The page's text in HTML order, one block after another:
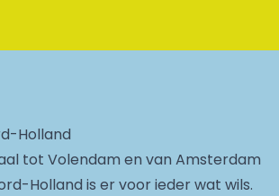
Holland
tot Volendam en van Amsterdam
Holland is er voor ieder wat wils.